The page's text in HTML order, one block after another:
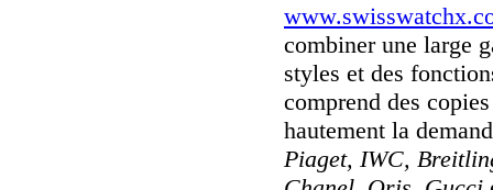
combiner une large
styles et des
comprend des
hautement la
Piaget, IWC,